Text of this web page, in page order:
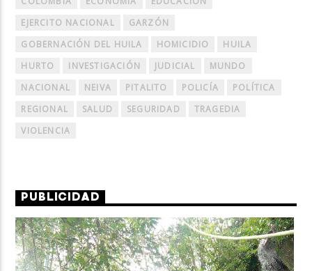
EJERCITO NACIONAL
GARZÓN
GOBERNACIÓN DEL HUILA
HOMICIDIO
HUILA
HURTO
INVESTIGACIÓN JUDICIAL
MUNDO
NACIONAL
NEIVA PITALITO POLICÍA
POLÍTICA
REGIONAL
SALUD SEGURIDAD
TRAGEDIA
VIOLENCIA
PUBLICIDAD